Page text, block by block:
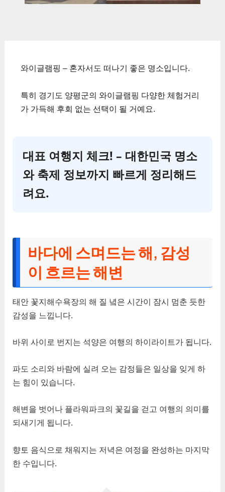
와이글램핑 – 혼자서도 떠나기 좋은 명소입니다.
특히 경기도 양평군의 와이글램핑 다양한 체험거리
가 가득해 후회 없는 선택이 될 거예요.
대표 여행지 체크! – 대한민국 명소
와 축제 정보까지 빠르게 정리해드
려요.
바다에 스며드는 해, 감성
이 흐르는 해변
태안 꽃지해수욕장의 해 질 녘은 시간이 잠시 멈춘 듯한
감성을 느낍니다.
바위 사이로 번지는 석양은 여행의 하이라이트가 됩니다.
파도 소리와 바람에 실려 오는 감정들은 일상을 잊게 하
는 힘이 있습니다.
해변을 벗어나 플라워파크의 꽃길을 걷고 여행의 의미를
되새기게 됩니다.
향토 음식으로 채워지는 저녁은 여정을 완성하는 마지막
한 수입니다.